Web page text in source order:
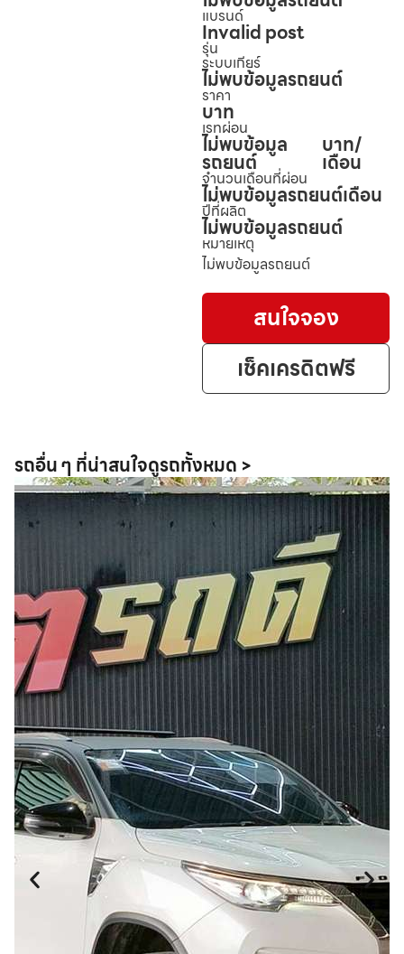
แบรนด์
Invalid post
รุ่น
ระบบเกียร์
ไม่พบข้อมูลรถยนต์
ราคา
บาท
เรทผ่อน
ไม่พบข้อมูล
รถยนต์
บาท/
เดือน
จำนวนเดือนที่ผ่อน
ไม่พบข้อมูลรถยนต์เดือน
ปีที่ผลิต
ไม่พบข้อมูลรถยนต์
หมายเหตุ
ไม่พบข้อมูลรถยนต์
สนใจจอง
เช็คเครดิตฟรี
รถอื่น ๆ ที่น่าสนใจดูรถทั้งหมด >